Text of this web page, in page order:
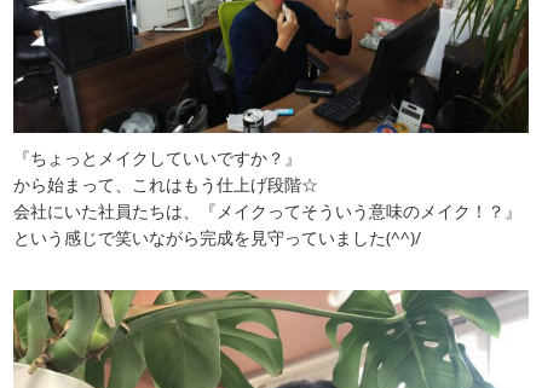
『ちょっとメイクしていいですか？』
から始まって、これはもう仕上げ段階☆
会社にいた社員たちは、『メイクってそういう意味のメイク！？』
という感じで笑いながら完成を見守っていました(^^)/